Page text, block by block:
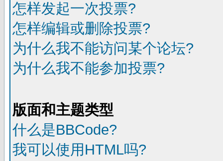
怎样发起一次投票?
怎样编辑或删除投票?
为什么我不能访问某个论坛?
为什么我不能参加投票?
版面和主题类型
什么是BBCode?
我可以使用HTML吗?